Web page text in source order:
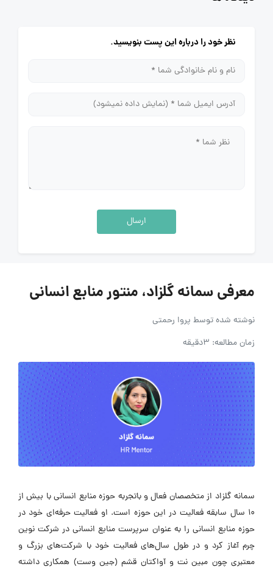
نظر خود را درباره این پست بنویسید.
ارسال
معرفی سمانه گلزاد، منتور منابع انسانی
نوشته شده توسط پروا رحمتی
زمان مطالعه: 3دقیقه
سمانه گلزاد از متخصصان فعال و باتجربه حوزه منابع انسانی با بیش از
10 سال سابقه فعالیت در این حوزه است. او فعالیت حرفه‌ای خود در
حوزه منابع انسانی را به عنوان سرپرست منابع انسانی در شرکت نوین
چرم آغاز کرد و در طول سال‌های فعالیت خود با شرکت‌های بزرگ و
معتبری چون مبین نت و آواکتان قشم (جین وست) همکاری داشته